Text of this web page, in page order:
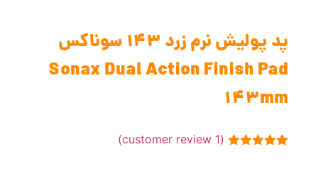
پد پولیش نرم زرد 143 سوناکس
Sonax Dual Action Finish Pad
143mm
(
1
customer review)